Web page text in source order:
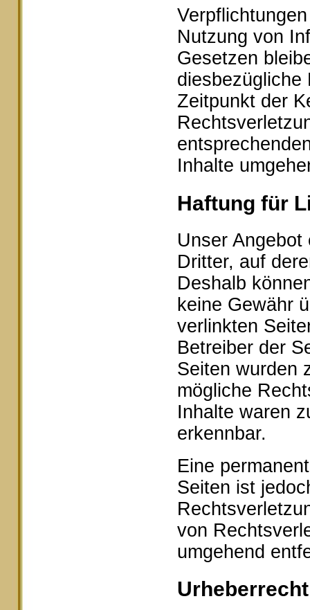
Nutzung von
Gesetzen
diesbezügliche
Zeitpunkt der
Inhalte
Haftung für
Unser
Dritter, auf
Deshalb
keine Gewähr
verlinkten
Betreiber der
Seiten wurden
mögliche
Inhalte waren
erkennbar.
Eine
Seiten ist
von
umgehend
Urheberrecht